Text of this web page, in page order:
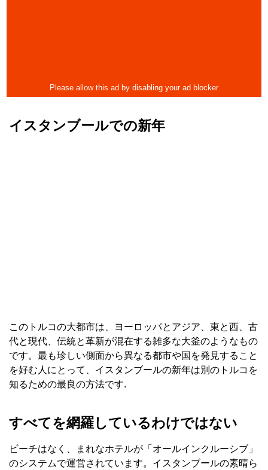
イスタンブールでの新年
このトルコの大都市は、ヨーロッパとアジア、東と西、古
代と現代、伝統と革新が混在する雑多な大釜のようなもの
です。最も珍しい側面から異なる都市や国を発見すること
を好む人にとって、イスタンブールの新年は別のトルコを
知るための最良の方法です.
すべてを網羅しているわけではない
ビーチはなく、まれなホテルが「オールインクルーシブ」
のシステムで運営されています。イスタンブールの素晴ら